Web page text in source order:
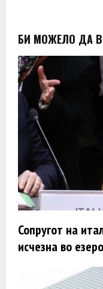
БИ МОЖЕЛО ДА
Сопругот на
исчезна во